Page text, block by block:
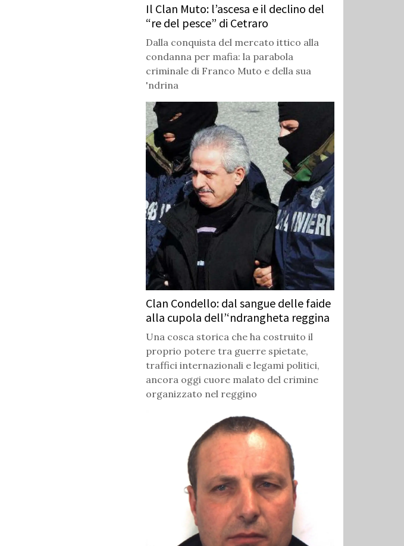
Il Clan Muto: l’ascesa e il declino del
“re del pesce” di Cetraro
Dalla conquista del mercato ittico alla
condanna per mafia: la parabola
criminale di Franco Muto e della sua
'ndrina
Clan Condello: dal sangue delle faide
alla cupola dell’‘ndrangheta reggina
Una cosca storica che ha costruito il
proprio potere tra guerre spietate,
traffici internazionali e legami politici,
ancora oggi cuore malato del crimine
organizzato nel reggino